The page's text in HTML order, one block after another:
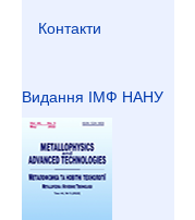
Контакти
Видання ІМФ НАНУ